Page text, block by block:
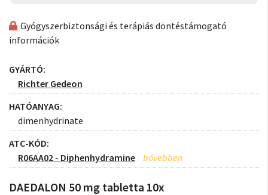
Gyógyszerbiztonsági és terápiás döntéstámogató
információk
GYÁRTÓ:
Richter Gedeon
HATÓANYAG:
dimenhydrinate
ATC-KÓD:
R06AA02 - Diphenhydramine
DAEDALON 50 mg tabletta 10x